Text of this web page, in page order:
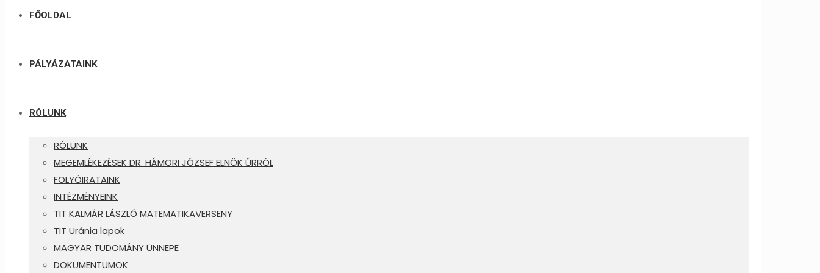
FŐOLDAL
PÁLYÁZATAINK
RÓLUNK
RÓLUNK
MEGEMLÉKEZÉSEK DR. HÁMORI JÓZSEF ELNÖK ÚRRÓL
FOLYÓIRATAINK
INTÉZMÉNYEINK
TIT KALMÁR LÁSZLÓ MATEMATIKAVERSENY
TIT Uránia lapok
MAGYAR TUDOMÁNY ÜNNEPE
DOKUMENTUMOK